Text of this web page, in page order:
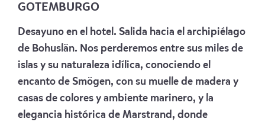
GOTEMBURGO
Desayuno en el hotel. Salida hacia el archipiélago
de Bohuslän. Nos perderemos entre sus miles de
islas y su naturaleza idílica, conociendo el
encanto de Smögen, con su muelle de madera y
casas de colores y ambiente marinero, y la
elegancia histórica de Marstrand, donde